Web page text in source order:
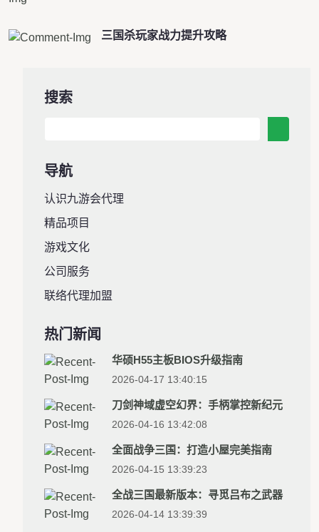
三国杀玩家战力提升攻略
搜索
导航
认识九游会代理
精品项目
游戏文化
公司服务
联络代理加盟
热门新闻
华硕H55主板BIOS升级指南
2026-04-17 13:40:15
刀剑神域虚空幻界：手柄掌控新纪元
2026-04-16 13:42:08
全面战争三国：打造小屋完美指南
2026-04-15 13:39:23
全战三国最新版本：寻觅吕布之武器
2026-04-14 13:39:39